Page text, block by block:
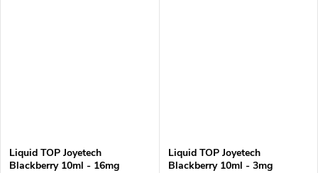
Liquid TOP Joyetech
Blackberry 10ml - 16mg
Liquid TOP Joyetech
Blackberry 10ml - 3mg